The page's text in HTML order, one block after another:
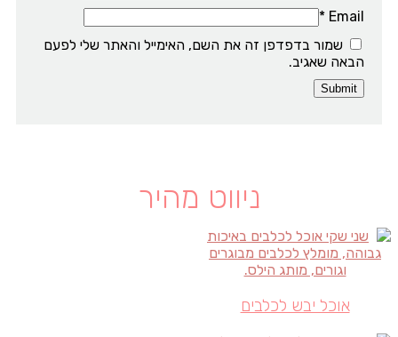
Email
*
שמור בדפדפן זה את השם, האימייל והאתר שלי לפעם
הבאה שאגיב.
ניווט מהיר
אוכל יבש לכלבים